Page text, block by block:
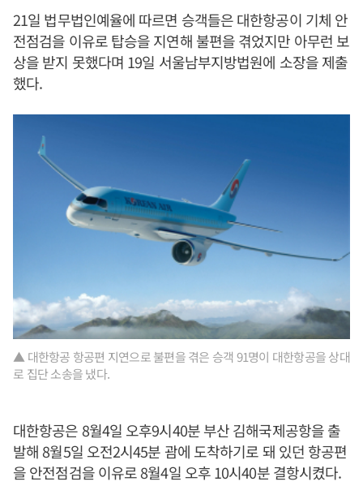
21일 법무법인예율에 따르면 승객들은 대한항공이 기체 안
전점검을 이유로 탑승을 지연해 불편을 겪었지만 아무런 보
상을 받지 못했다며 19일 서울남부지방법원에 소장을 제출
했다.
▲ 대한항공 항공편 지연으로 불편을 겪은 승객 91명이 대한항공을 상대
로 집단 소송을 냈다.
대한항공은 8월4일 오후9시40분 부산 김해국제공항을 출
발해 8월5일 오전2시45분 괌에 도착하기로 돼 있던 항공편
을 안전점검을 이유로 8월4일 오후 10시40분 결항시켰다.